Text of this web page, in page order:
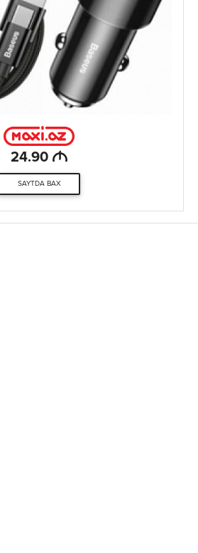
24.90 M
SAYTDA BAX